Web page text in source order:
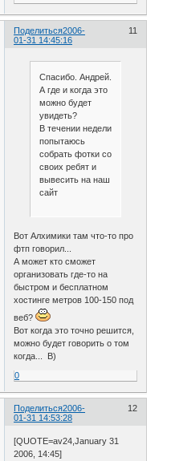
Поделиться 11
2006-
01-31 14:45:16
Спасибо. Андрей.
А где и когда это
можно будет
увидеть?
В течении недели
попытаюсь
собрать фотки со
своих ребят и
вывесить на наш
сайт
Вот Алхимики там что-то про
фтп говорил...
А может кто сможет
организовать где-то на
быстром и бесплатном
хостинге метров 100-150 под
веб?
Вот когда это точно решится,
можно будет говорить о том
когда... B)
0
Поделиться 12
2006-
01-31 14:53:28
[QUOTE=av24,January 31
2006, 14:45]